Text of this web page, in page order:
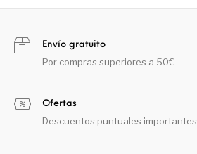
Envío gratuito
Por compras superiores a 50€
Ofertas
Descuentos puntuales importantes